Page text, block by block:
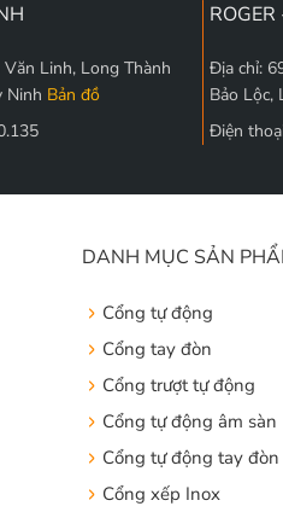
Linh, Long Thành
Ninh Bản đồ
Địa chỉ:
Bảo Lộc,
Điện
DANH MỤC SẢN
Cổng tự động
Cổng tay đòn
Cổng trượt tự động
Cổng tự động âm sàn
Cổng tự động tay đòn
Cổng xếp Inox